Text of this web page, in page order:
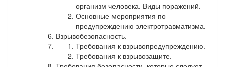
организм человека. Виды поражений.
Основные мероприятия по
предупреждению электротравматизма.
Взрывобезопасность.
Требования к взрывопредупреждению.
Требования к взрывозащите.